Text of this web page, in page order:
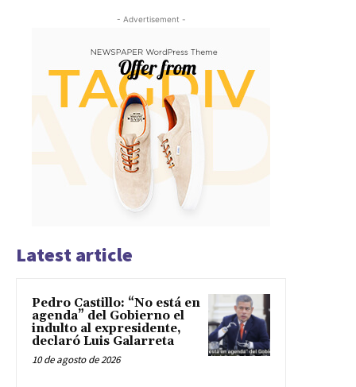
- Advertisement -
Latest article
Pedro Castillo: “No está en
agenda” del Gobierno el
indulto al expresidente,
declaró Luis Galarreta
10 de agosto de 2026